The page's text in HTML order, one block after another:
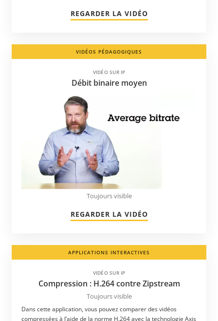
Qatar
Roumanie
Royaume-Uni
République dominicaine
République tchèque
Saint-Vincent et les Grenadines
Salvador
Singapour
REGARDER LA VIDÉO
VIDÉOS PÉDAGOGIQUES
VIDÉO SUR IP
Débit binaire moyen
Toujours visible
REGARDER LA VIDÉO
APPLICATIONS INTERACTIVES
VIDÉO SUR IP
Compression : H.264 contre Zipstream
Toujours visible
Dans cette application, vous pouvez comparer des vidéos
compressées à l’aide de la norme H.264 avec la technologie Axis